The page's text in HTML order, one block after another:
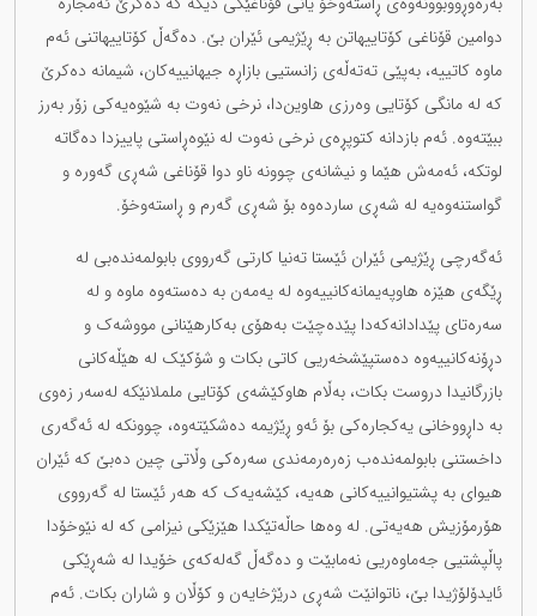
بەرەوڕووبوونەوەی ڕاستەوخۆ یانی قۆناغێکی دیکە کە دەکرێ ئەمجارە
دوامین قۆناغی کۆتاییهاتن بە ڕێژیمی ئێران بێ. دەگەڵ کۆتاییهاتنی ئەم
ماوە کاتییە، بەپێی تەتەڵەی زانستیی بازاڕە جیهانییەکان، شیمانە دەکرێ
کە لە مانگی کۆتایی وەرزی هاوین‌دا، نرخی نەوت بە شێوەیەکی زۆر بەرز
ببێتەوە. ئەم بازدانە کتوپڕەی نرخی نەوت لە نێوەڕاستی پاییزدا دەگاتە
لوتکە، ئەمەش هێما و نیشانەی چوونە ناو دوا قۆناغی شەڕی گەورە و
گواستنەوەیە لە شەڕی سارده‌وە بۆ شەڕی گەرم و ڕاستەوخۆ.
ئەگەرچی ڕێژیمی ئێران ئێستا تەنیا کارتی گەرووی بابولمەندەبی لە
ڕێگەی هێزە هاوپەیمانەکانییەوە لە یەمەن بە دەستەوە ماوە و لە
سەرەتای پێدادانەکەدا پێدەچێت بەهۆی بەکارهێنانی مووشەک و
دڕۆنەکانییەوە دەستپێشخەریی کاتی بکات و شۆکێک لە هێڵەکانی
بازرگانیدا دروست بکات، بەڵام هاوکێشەی کۆتایی ململانێکە لەسەر زەوی
بە داڕووخانی یەکجارەکی بۆ ئەو ڕێژیمە دەشکێتەوە، چوونکە لە ئەگەری
داخستنی بابولمەندەب زەرەرمەندی سەرەکی وڵاتی چین دەبێ کە ئێران
هیوای بە پشتیوانییەکانی هەیە، کێشەیەک کە هەر ئێستا لە گەرووی
هۆرمۆزیش هەیەتی. لە وەها حاڵەتێکدا هێزێکی نیزامی کە لە نێوخۆدا
پاڵپشتیی جەماوەریی نەمابێت و دەگەڵ گەلەکەی خۆیدا لە شەڕێکی
ئایدۆلۆژیدا بێ، ناتوانێت شەڕی درێژخایەن و کۆڵان و شاران بکات. ئەم